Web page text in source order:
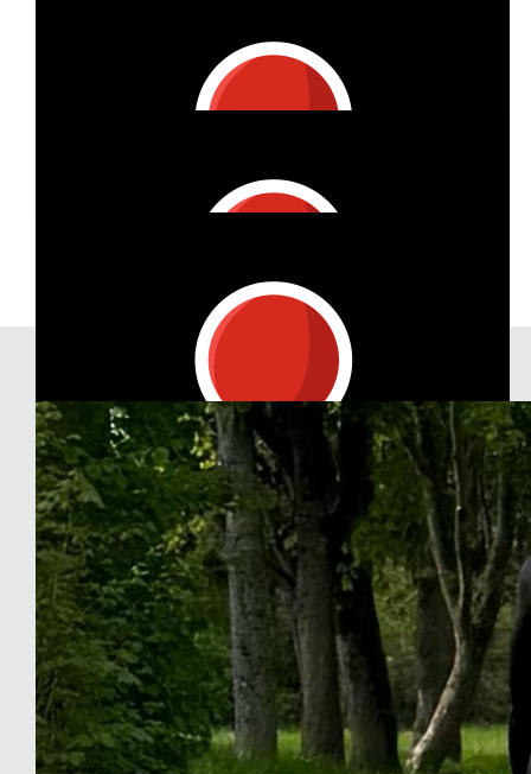
Irmgard Röper
€58.99
Vanessa Hofmann
Viel Spaß und gut Fuß! :)
€25
Sven Hofmann
€25
Susanne Mathilde Hofmann
Our Team Members